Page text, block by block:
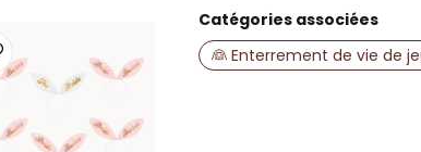
name
Nom
Catégories associées
👰 Enterrement de vie de